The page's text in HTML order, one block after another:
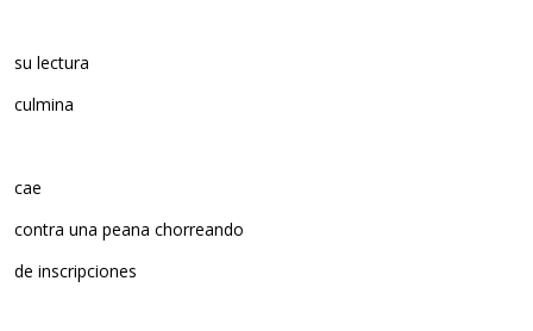
su lectura
culmina
cae
contra una peana chorreando
de inscripciones